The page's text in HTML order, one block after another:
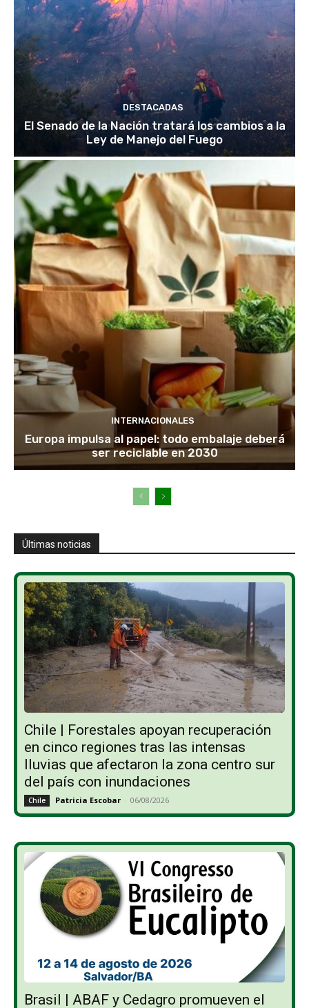
DESTACADAS
El Senado de la Nación tratará los cambios a la
Ley de Manejo del Fuego
INTERNACIONALES
Europa impulsa al papel: todo embalaje deberá
ser reciclable en 2030
Últimas noticias
Chile | Forestales apoyan recuperación
en cinco regiones tras las intensas
lluvias que afectaron la zona centro sur
del país con inundaciones
Chile Patricia Escobar - 06/08/2026
Brasil | ABAF y Cedagro promueven el